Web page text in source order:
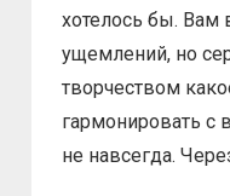
хотелось бы. Вам
ущемлений, но
творчеством
гармонировать
не навсегда.